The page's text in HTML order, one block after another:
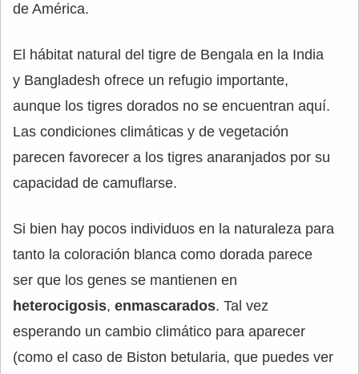
de América.
El hábitat natural del tigre de Bengala en la India
y Bangladesh ofrece un refugio importante,
aunque los tigres dorados no se encuentran aquí.
Las condiciones climáticas y de vegetación
parecen favorecer a los tigres anaranjados por su
capacidad de camuflarse.
Si bien hay pocos individuos en la naturaleza para
tanto la coloración blanca como dorada parece
ser que los genes se mantienen en
heterocigosis, enmascarados. Tal vez
esperando un cambio climático para aparecer
(como el caso de Biston betularia, que puedes ver